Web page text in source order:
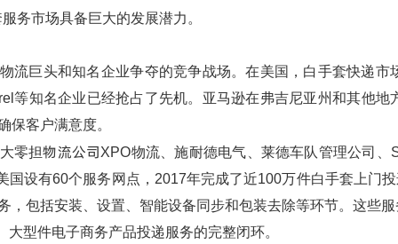
务市场具备巨大的发展潜力。
流巨头和知名企业争夺的竞争战场。在美国，白手套快递
等知名企业已经抢占了先机。亚马逊在弗吉尼亚州和其他
保客户满意度。
零担物流公司XPO物流、施耐德电气、莱德车队管理公司
国设有60个服务网点，2017年完成了近100万件白手套上门
，包括安装、设置、智能设备同步和包装去除等环节。这些
型件电子商务产品投递服务的完整闭环。